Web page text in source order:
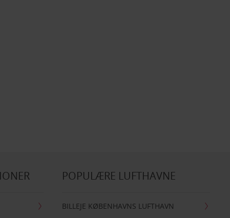
POPULÆRE LUFTHAVNE
BILLEJE KØBENHAVNS LUFTHAVN